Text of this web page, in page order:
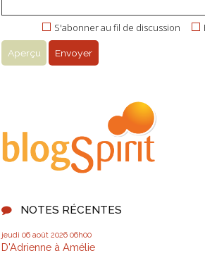
NOTES RÉCENTES
jeudi 06 août 2026 06h00
D'Adrienne à Amélie
S'abonner au fil de discussion